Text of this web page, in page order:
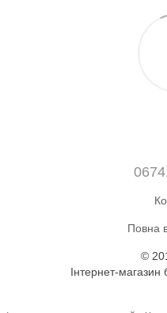
Повна
©
Інтернет-магазин